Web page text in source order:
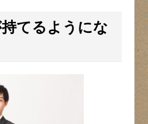
てるようにな